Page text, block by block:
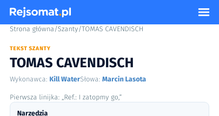
Strona główna/Szanty/TOMAS CAVENDISCH
TEKST SZANTY
TOMAS CAVENDISCH
Wykonawca: Kill WaterSłowa: Marcin Lasota
Pierwsza linijka: „Ref.: I zatopmy go,”
Narzędzia